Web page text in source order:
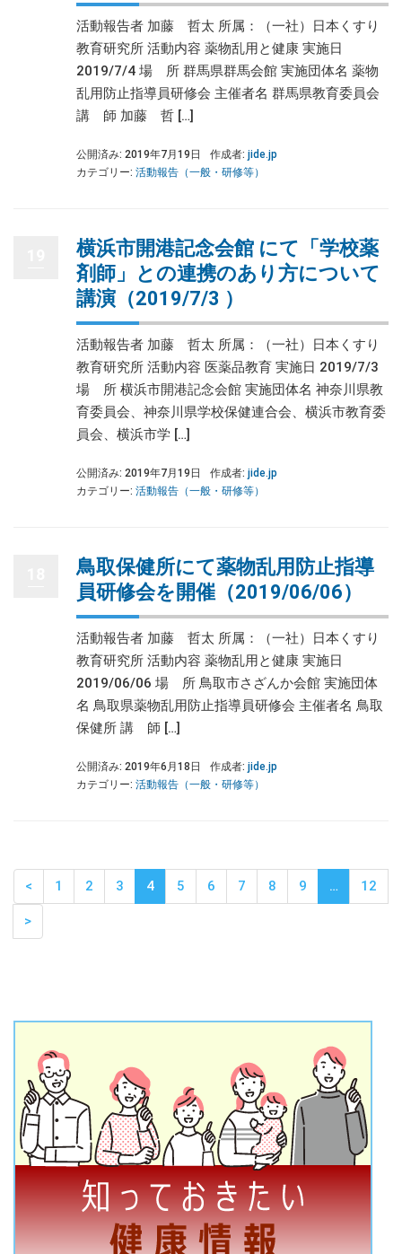
活動報告者 加藤 哲太 所属：（一社）日本くすり
教育研究所 活動内容 薬物乱用と健康 実施日
2019/7/4 場 所 群馬県群馬会館 実施団体名 薬物
乱用防止指導員研修会 主催者名 群馬県教育委員会
講 師 加藤 哲 […]
公開済み: 2019年7月19日 作成者: jide.jp
カテゴリー: 活動報告（一般・研修等）
横浜市開港記念会館 にて「学校薬
剤師」との連携のあり方について
講演（2019/7/3 ）
活動報告者 加藤 哲太 所属：（一社）日本くすり
教育研究所 活動内容 医薬品教育 実施日 2019/7/3
場 所 横浜市開港記念会館 実施団体名 神奈川県教
育委員会、神奈川県学校保健連合会、横浜市教育委
員会、横浜市学 […]
公開済み: 2019年7月19日 作成者: jide.jp
カテゴリー: 活動報告（一般・研修等）
鳥取保健所にて薬物乱用防止指導
員研修会を開催（2019/06/06）
活動報告者 加藤 哲太 所属：（一社）日本くすり
教育研究所 活動内容 薬物乱用と健康 実施日
2019/06/06 場 所 鳥取市さざんか会館 実施団体
名 鳥取県薬物乱用防止指導員研修会 主催者名 鳥取
保健所 講 師 […]
公開済み: 2019年6月18日 作成者: jide.jp
カテゴリー: 活動報告（一般・研修等）
< 1 2 3 4 5 6 7 8 9 … 12
>